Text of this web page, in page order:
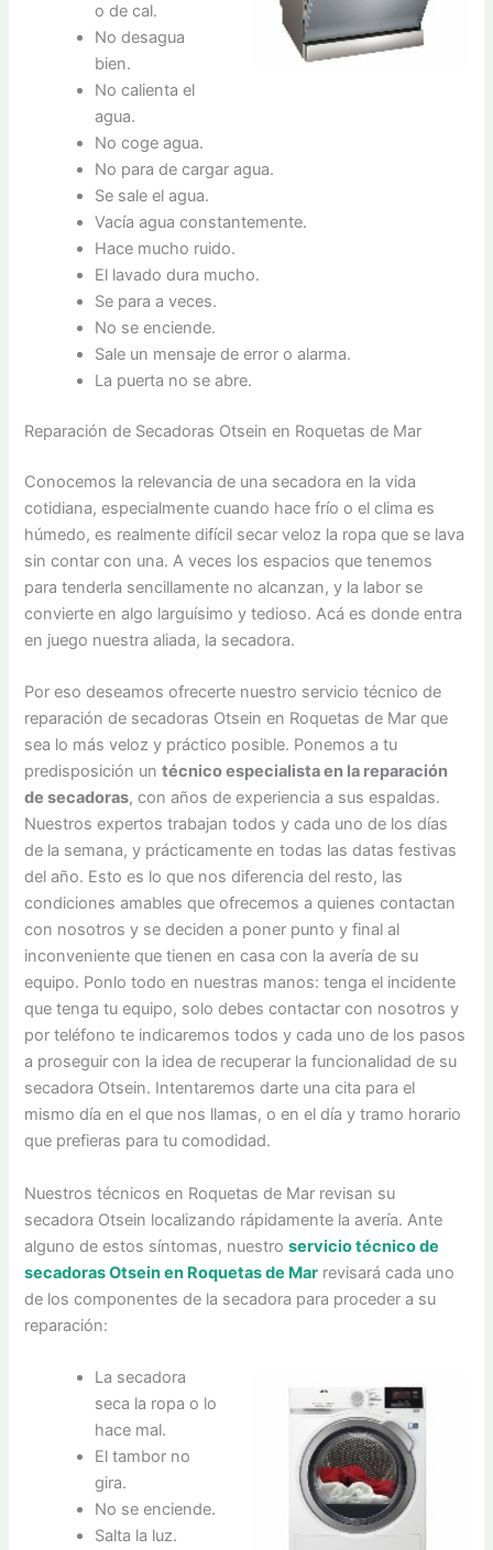
o de cal.
No desagua
bien.
No calienta el
agua.
No coge agua.
No para de cargar agua.
Se sale el agua.
Vacía agua constantemente.
Hace mucho ruido.
El lavado dura mucho.
Se para a veces.
No se enciende.
Sale un mensaje de error o alarma.
La puerta no se abre.
Reparación de Secadoras Otsein en Roquetas de Mar
Conocemos la relevancia de una secadora en la vida
cotidiana, especialmente cuando hace frío o el clima es
húmedo, es realmente difícil secar veloz la ropa que se lava
sin contar con una. A veces los espacios que tenemos
para tenderla sencillamente no alcanzan, y la labor se
convierte en algo larguísimo y tedioso. Acá es donde entra
en juego nuestra aliada, la secadora.
Por eso deseamos ofrecerte nuestro servicio técnico de
reparación de secadoras Otsein en Roquetas de Mar que
sea lo más veloz y práctico posible. Ponemos a tu
predisposición untécnico especialista en la reparación
de secadoras, con años de experiencia a sus espaldas.
Nuestros expertos trabajan todos y cada uno de los días
de la semana, y prácticamente en todas las datas festivas
del año. Esto es lo que nos diferencia del resto, las
condiciones amables que ofrecemos a quienes contactan
con nosotros y se deciden a poner punto y final al
inconveniente que tienen en casa con la avería de su
equipo. Ponlo todo en nuestras manos: tenga el incidente
que tenga tu equipo, solo debes contactar con nosotros y
por teléfono te indicaremos todos y cada uno de los pasos
a proseguir con la idea de recuperar la funcionalidad de su
secadora Otsein. Intentaremos darte una cita para el
mismo día en el que nos llamas, o en el día y tramo horario
que prefieras para tu comodidad.
Nuestros técnicos en Roquetas de Mar revisan su
secadora Otsein localizando rápidamente la avería. Ante
alguno de estos síntomas, nuestroservicio técnico de
secadoras Otsein en Roquetas de Mar revisará cada uno
de los componentes de la secadora para proceder a su
reparación:
La secadora
seca la ropa o lo
hace mal.
El tambor no
gira.
No se enciende.
Salta la luz.